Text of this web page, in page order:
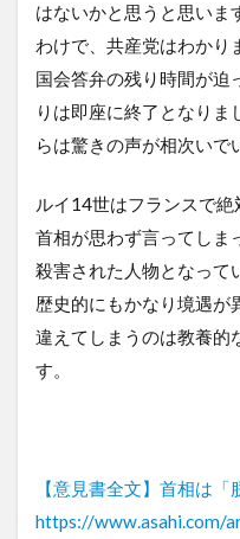
はないかと思うと思いま
わけで、共産党はわかり
国会答弁の残り時間が迫
りは即座に終了となり
らは驚きの声が相次いで
ルイ14世はフランスで
首相が思わず言ってしま
殺害された人物となって
歴史的にもかなり境遇が
違えてしまうのは教養的
す。
【意見書全文】首相は
https://www.asahi.com/